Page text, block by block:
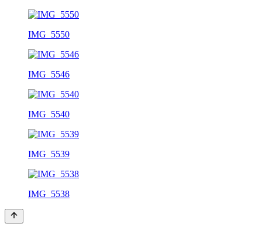
IMG_5550
IMG_5546
IMG_5540
IMG_5539
IMG_5538